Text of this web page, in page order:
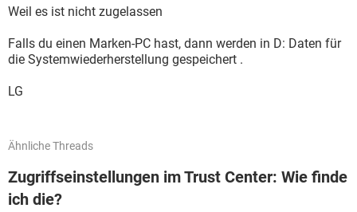
Weil es ist nicht zugelassen
Falls du einen Marken-PC hast, dann werden in D: Daten für
die Systemwiederherstellung gespeichert .
LG
Ähnliche Threads
Zugriffseinstellungen im Trust Center: Wie finde
ich die?